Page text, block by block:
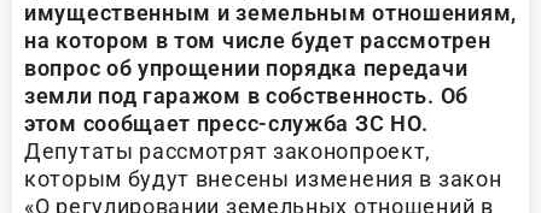
имущественным и земельным отношениям,
на котором в том числе будет рассмотрен
вопрос об упрощении порядка передачи
земли под гаражом в собственность. Об
этом сообщает пресс-служба ЗС НО.
Депутаты рассмотрят законопроект,
которым будут внесены изменения в закон
«О регулировании земельных отношений в